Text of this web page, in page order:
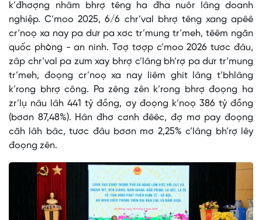
k’đhơợng nhâm bhrợ têng ha đha nuôr lâng doanh
nghiệp. C’moo 2025, 6/6 chr’val bhrợ têng xang apêê
cr’noọ xa nay pa dưr pa xơc tr’mung tr’meh, têêm ngăn
quốc phòng - an ninh. Tơợ tơợp c’moo 2026 tươc đâu,
zâp chr’val pa zưm xay bhrợ c’lâng bh’rợ pa dưr tr’mung
tr’meh, đoọng cr’noọ xa nay liêm ghit lâng t’bhlâng
k’rong bhrợ công. Pa zêng zên k’rong bhrợ đoọng ha
zr’lụ nâu lâh 441 tỷ đồng, ơy đoọng k’noọ 386 tỷ đồng
(bơơn 87,48%). Hân đhơ cơnh đêêc, đợ mơ pay đoọng
căh lâh bâc, tươc đâu bơơn mơ 2,25% c’lâng bh’rợ lêy
đoọng zên.